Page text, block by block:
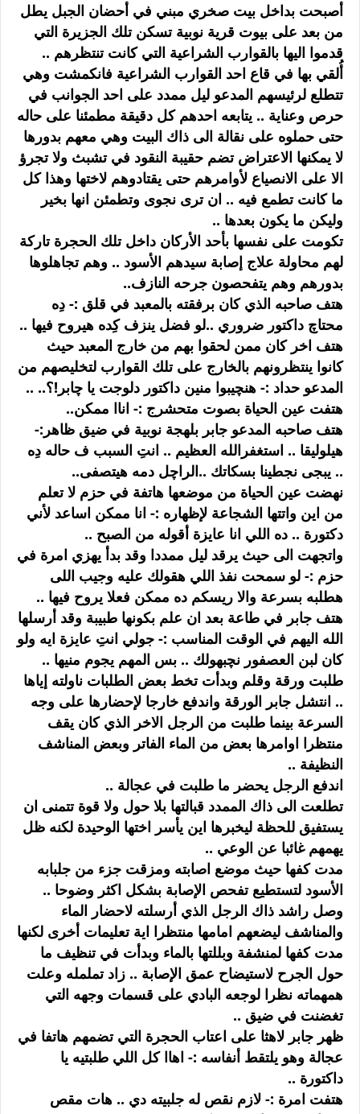
أصبحت بداخل بيت صخري مبني في أحضان الجبل يطل
من بعد على بيوت قرية نوبية تسكن تلك الجزيرة التي
قدموا اليها بالقوارب الشراعية التي كانت تنتظرهم ..
أُلقي بها في قاع احد القوارب الشراعية فانكمشت وهي
تتطلع لرئيسهم المدعو ليل ممدد على احد الجوانب في
حرص وعناية .. يتابعه احدهم كل دقيقة مطمئنا على حاله
حتى حملوه على نقالة الى ذاك البيت وهي معهم بدورها
لا يمكنها الاعتراض تضم حقيبة النقود في تشبث ولا تجرؤ
الا على الانصياع لأوامرهم حتى يقتادوهم لاختها وهذا كل
ما كانت تطمع فيه .. ان ترى نجوى وتطمئن انها بخير
وليكن ما يكون بعدها ..
تكومت على نفسها بأحد الأركان داخل تلك الحجرة تاركة
لهم محاولة علاج إصابة سيدهم الأسود .. وهم تجاهلوها
بدورهم وهم يتفحصون جرحه النازف..
هتف صاحبه الذي كان برفقته بالمعبد في قلق :- دِه
محتاچ داكتور ضروري ..لو فضل ينزف كِده هيروح فيها ..
هتف اخر كان ممن لحقوا بهم من خارج المعبد حيث
كانوا ينتظرونهم بالخارج على تلك القوارب لتخليصهم من
المدعو حداد :- هنچيبوا منين داكتور دلوجت يا چابر!؟.. ..
هتفت عين الحياة بصوت متحشرج :- اناا ممكن..
هتف صاحبه المدعو جابر بلهجة نوبية في ضيق ظاهر:-
هيلوليقا .. استغفرالله العظيم .. انتِ السبب ف حاله دِه
.. يبجى نجطينا بسكاتك ..الراچل دمه هيتصفى..
نهضت عين الحياة من موضعها هاتفة في حزم لا تعلم
من اين واتتها الشجاعة لإظهاره :- انا ممكن اساعد لأني
دكتورة .. ده اللي انا عايزة أقوله من الصبح ..
واتجهت الى حيث يرقد ليل ممددا وقد بدأ يهزي امرة في
حزم :- لو سمحت نفذ اللي هقولك عليه وجيب اللى
هطلبه بسرعة والا ريسكم ده ممكن فعلا يروح فيها ..
هتف جابر في طاعة بعد ان علم بكونها طبيبة وقد أرسلها
الله اليهم في الوقت المناسب :- جولي انتِ عايزة ايه ولو
كان لبن العصفور نچبهولك .. بس المهم يجوم منيها ..
طلبت ورقة وقلم وبدأت تخط بعض الطلبات ناولته إياها
.. انتشل جابر الورقة واندفع خارجا لإحضارها على وجه
السرعة بينما طلبت من الرجل الاخر الذي كان يقف
منتظرا اوامرها بعض من الماء الفاتر وبعض المناشف
النظيفة ..
اندفع الرجل يحضر ما طلبت في عجالة ..
تطلعت الى ذاك الممدد قبالتها بلا حول ولا قوة تتمنى ان
يستفيق للحظة ليخبرها اين يأسر اختها الوحيدة لكنه ظل
يهمهم غائبا عن الوعي ..
مدت كفها حيث موضع اصابته ومزقت جزء من جلبابه
الأسود لتستطيع تفحص الإصابة بشكل اكثر وضوحا ..
وصل راشد ذاك الرجل الذي أرسلته لاحضار الماء
والمناشف ليضعهم امامها منتظرا اية تعليمات أخرى لكنها
مدت كفها لمنشفة وبللتها بالماء وبدأت في تنظيف ما
حول الجرح لاستيضاح عمق الإصابة .. زاد تململه وعلت
همهماته نظرا لوجعه البادي على قسمات وجهه التي
تغضنت في ضيق ..
ظهر جابر لاهثا على اعتاب الحجرة التي تضمهم هاتفا في
عجالة وهو يلتقط أنفاسه :- اهاا كل اللي طلبتيه يا
داكتورة ..
هتفت امرة :- لازم نقص له جلبيته دي .. هات مقص